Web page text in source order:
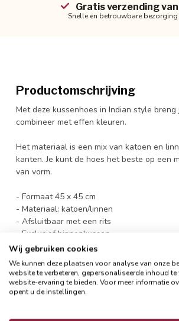
Gratis verzending
Snelle en betrouwbare
Productomschrijving
Met deze kussenhoes in Indian style
combineer met effen kleuren.
Het materiaal is een mix van katoen en
kanten. Je kunt de hoes het beste op een
van vorm.
- Formaat 45 x 45 cm
- Materiaal: katoen/linnen
- Afsluitbaar met een rits
- Exclusief binnenkussen
Reviews
Wij gebruiken cookies
We kunnen deze plaatsen voor analyse van onze
website te verbeteren, gepersonaliseerde inhoud
website-ervaring te bieden. Voor meer informatie
opent u de instellingen.